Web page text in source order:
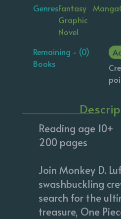
GenresFantasy
Graphic
Novel
Manga
Remaining - (0)
Books
Reading age 10+
200 pages
Join Monkey D.
swashbuckling
search for the
treasure, One